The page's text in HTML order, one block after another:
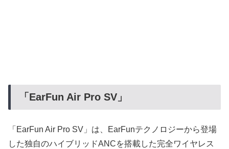
「EarFun Air Pro SV」
「EarFun Air Pro SV」は、EarFunテクノロジーから登場
した独自のハイブリッドANCを搭載した完全ワイヤレス